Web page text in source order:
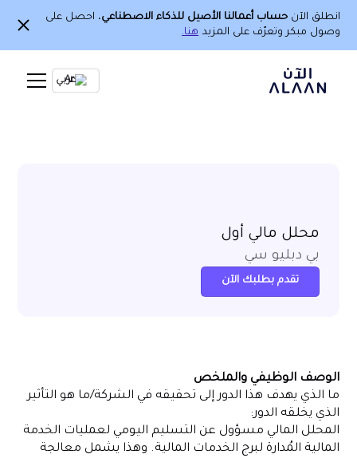
انطلق الآن حساب أعمالنا الأصيل للذكاء الاصطناعي، احصل على
وصول مبكر وتعرّف على المزيد هنا.
Ar
محلل مالي أول
بي دبليو سي
تقدم بطلبك الآن
الوصف الوظيفي والملخص
ما الذي يهدف هذا الدور إلى تحقيقه في الشركة/ما هو التأثير
الذي يخلقه الدور:
المحلل المالي مسؤول عن التسليم اليومي لعمليات الخدمة
المالية المُدارة لبرج الخدمات المالية. وهذا يشمل معالجة